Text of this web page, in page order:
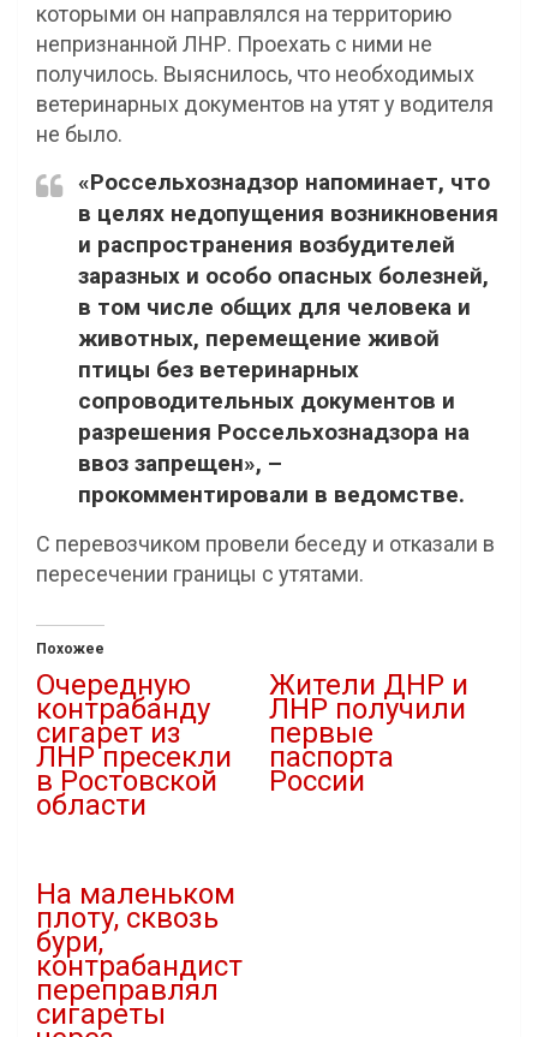
которыми он направлялся на территорию
непризнанной ЛНР. Проехать с ними не
получилось. Выяснилось, что необходимых
ветеринарных документов на утят у водителя
не было.
«Россельхознадзор напоминает, что
в целях недопущения возникновения
и распространения возбудителей
заразных и особо опасных болезней,
в том числе общих для человека и
животных, перемещение живой
птицы без ветеринарных
сопроводительных документов и
разрешения Россельхознадзора на
ввоз запрещен», –
прокомментировали в ведомстве.
С перевозчиком провели беседу и отказали в
пересечении границы с утятами.
Похожее
Очередную
контрабанду
сигарет из
ЛНР пресекли
в Ростовской
области
Жители ДНР и
ЛНР получили
первые
паспорта
России
На маленьком
плоту, сквозь
бури,
контрабандист
переправлял
сигареты